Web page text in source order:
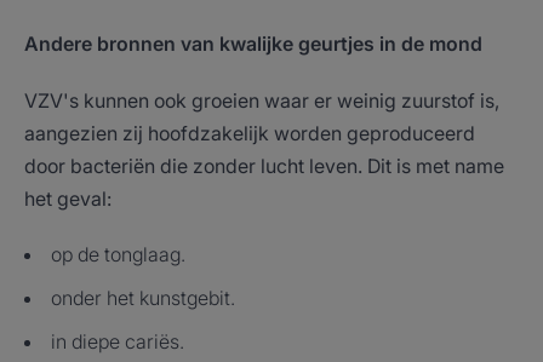
Andere bronnen van kwalijke geurtjes in de mond
VZV's kunnen ook groeien waar er weinig zuurstof is,
aangezien zij hoofdzakelijk worden geproduceerd
door bacteriën die zonder lucht leven. Dit is met name
het geval:
op de tonglaag.
onder het kunstgebit.
in diepe cariës.